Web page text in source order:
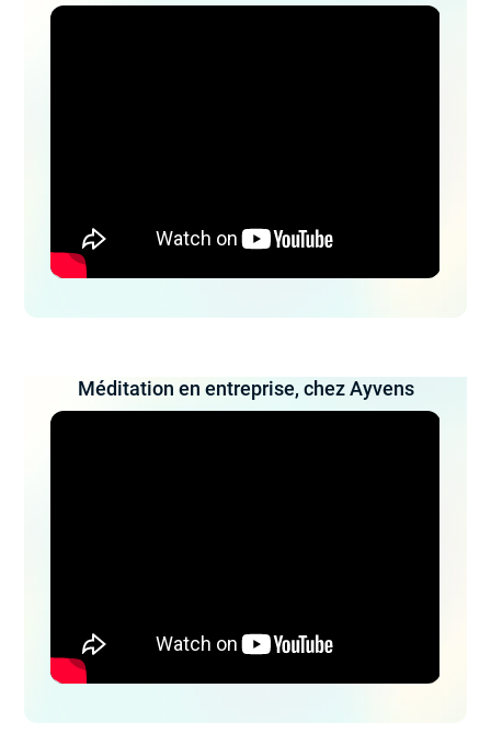
Méditation en entreprise, chez Ayvens